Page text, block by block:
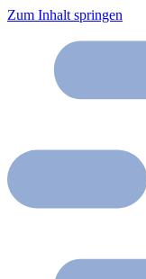
Zum Inhalt springen